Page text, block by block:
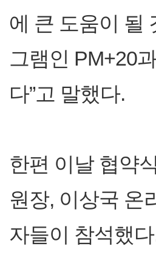
에 큰 도움이 될
그램인 PM+20
다”고 말했다.
한편 이날 협약
원장, 이상국 온
자들이 참석했